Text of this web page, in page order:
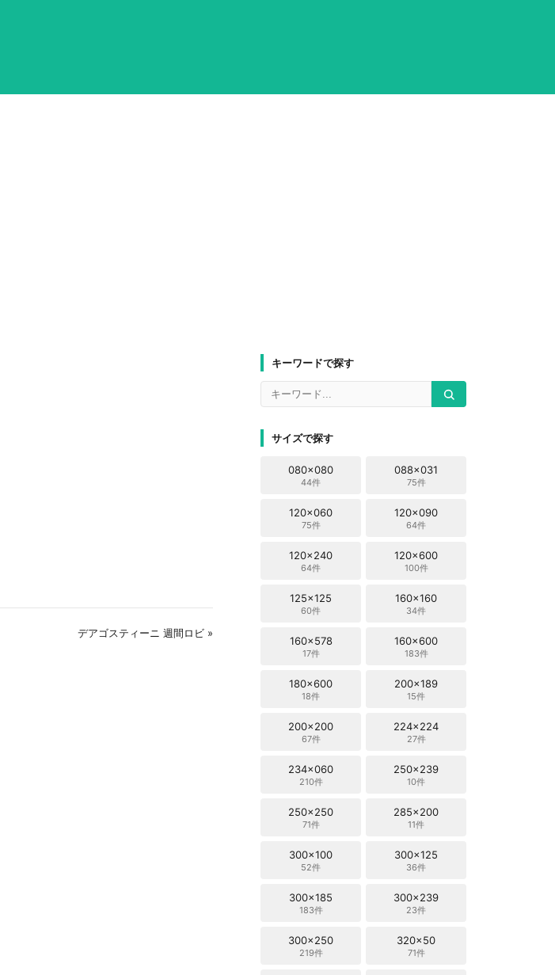
デアゴスティーニ 週間ロビ »
キーワードで探す
サイズで探す
080x080
44件
088x031
75件
120x060
75件
120x090
64件
120x240
64件
120x600
100件
125x125
60件
160x160
34件
160x578
17件
160x600
183件
180x600
18件
200x189
15件
200x200
67件
224x224
27件
234x060
210件
250x239
10件
250x250
71件
285x200
11件
300x100
52件
300x125
36件
300x185
183件
300x239
23件
300x250
219件
320x50
71件